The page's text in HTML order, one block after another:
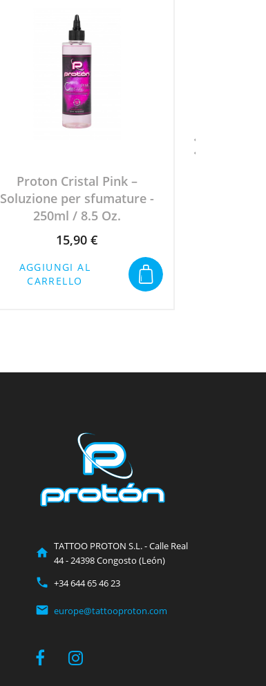
Proton Cristal Pink –
Soluzione per sfumature -
250ml / 8.5 Oz.
Prezzo
15,90 €
AGGIUNGI AL
CARRELLO
TATTOO PROTON S.L. - Calle Real
44 - 24398 Congosto (León)
+34 644 65 46 23
europe@tattooproton.com